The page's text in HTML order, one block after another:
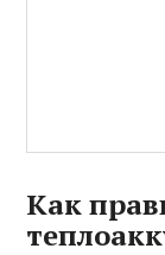
Как